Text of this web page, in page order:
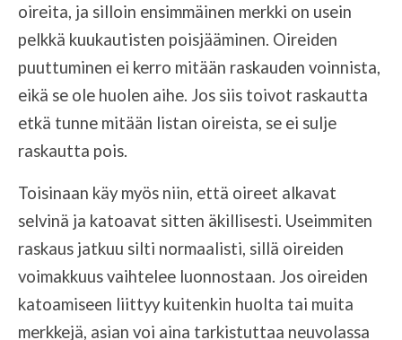
oireita, ja silloin ensimmäinen merkki on usein
pelkkä kuukautisten poisjääminen. Oireiden
puuttuminen ei kerro mitään raskauden voinnista,
eikä se ole huolen aihe. Jos siis toivot raskautta
etkä tunne mitään listan oireista, se ei sulje
raskautta pois.
Toisinaan käy myös niin, että oireet alkavat
selvinä ja katoavat sitten äkillisesti. Useimmiten
raskaus jatkuu silti normaalisti, sillä oireiden
voimakkuus vaihtelee luonnostaan. Jos oireiden
katoamiseen liittyy kuitenkin huolta tai muita
merkkejä, asian voi aina tarkistuttaa neuvolassa